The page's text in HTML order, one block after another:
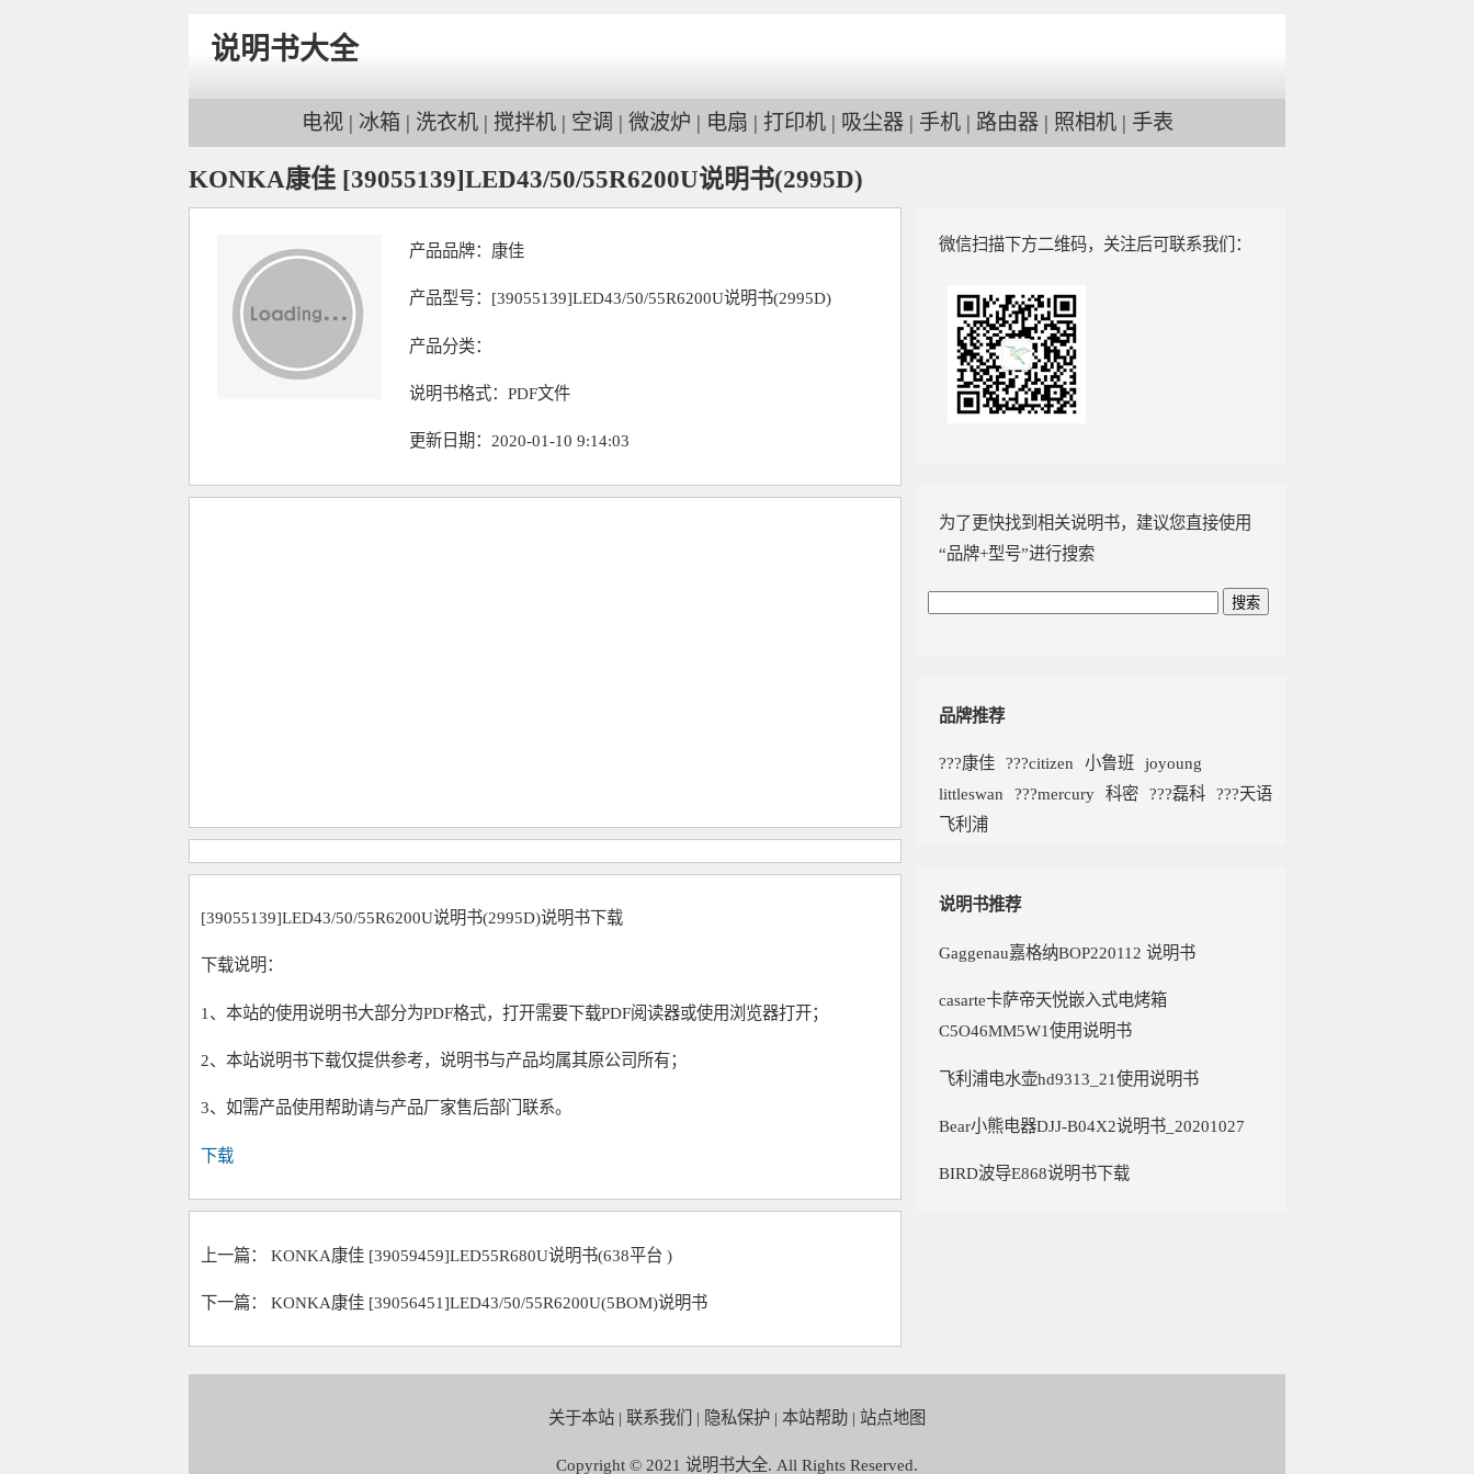
说明书大全
电视| 冰箱 | 洗衣机| 搅拌机| 空调 | 微波炉 | 电扇 | 打印机| 吸尘器| 手机| 路由器| 照相机| 手表
KONKA康佳 [39055139]LED43/50/55R6200U说明书(2995D)
产品品牌： 康佳
产品型号：[39055139]LED43/50/55R6200U说明书(2995D)
产品分类：
说明书格式：PDF文件
更新日期：2020-01-10 9:14:03
[39055139]LED43/50/55R6200U说明书(2995D)说明书下载
下载说明：
1、本站的使用说明书大部分为PDF格式，打开需要下载PDF阅读器或使用浏览器打开；
2、本站说明书下载仅提供参考，说明书与产品均属其原公司所有；
3、如需产品使用帮助请与产品厂家售后部门联系。
下载
上一篇： KONKA康佳 [39059459]LED55R680U说明书(638平台 )
下一篇： KONKA康佳 [39056451]LED43/50/55R6200U(5BOM)说明书
微信扫描下方二维码，关注后可联系我们：
为了更快找到相关说明书，建议您直接使用
“品牌+型号”进行搜索
品牌推荐
???康佳 ???citizen 小鲁班 joyoung
littleswan
???mercury 科密 ???磊科 ???天语
飞利浦
说明书推荐
Gaggenau嘉格纳BOP220112 说明书
casarte卡萨帝天悦嵌入式电烤箱
C5O46MM5W1使用说明书
飞利浦电水壶hd9313_21使用说明书
Bear小熊电器DJJ-B04X2说明书_20201027
BIRD波导E868说明书下载
关于本站 | 联系我们 | 隐私保护 | 本站帮助 | 站点地图
Copyright © 2021 说明书大全. All Rights Reserved.